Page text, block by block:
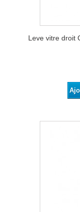
Leve vitre droit